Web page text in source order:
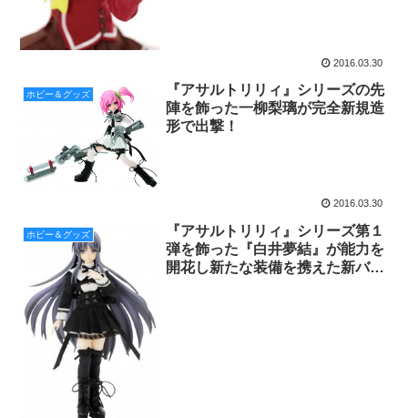
2016.03.30
ホビー＆グッズ
『アサルトリリィ』シリーズの先
陣を飾った一柳梨璃が完全新規造
形で出撃！
2016.03.30
ホビー＆グッズ
『アサルトリリィ』シリーズ第１
弾を飾った『白井夢結』が能力を
開花し新たな装備を携えた新バー